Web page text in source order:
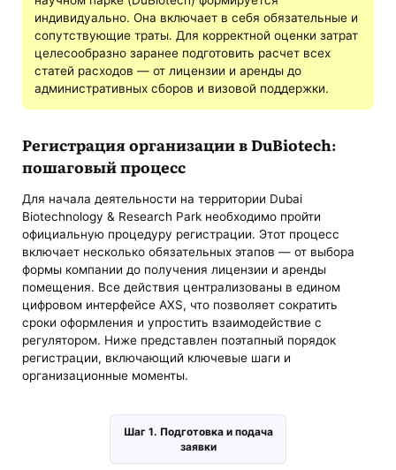
индивидуально. Она включает в себя обязательные и
сопутствующие траты. Для корректной оценки затрат
целесообразно заранее подготовить расчет всех
статей расходов — от лицензии и аренды до
административных сборов и визовой поддержки.
Регистрация организации в DuBiotech:
пошаговый процесс
Для начала деятельности на территории Dubai
Biotechnology & Research Park необходимо пройти
официальную процедуру регистрации. Этот процесс
включает несколько обязательных этапов — от выбора
формы компании до получения лицензии и аренды
помещения. Все действия централизованы в едином
цифровом интерфейсе AXS, что позволяет сократить
сроки оформления и упростить взаимодействие с
регулятором. Ниже представлен поэтапный порядок
регистрации, включающий ключевые шаги и
организационные моменты.
Шаг 1. Подготовка и подача
заявки